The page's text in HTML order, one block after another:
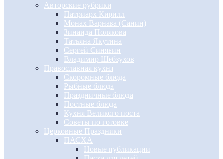
Авторские рубрики
Патриарх Кирилл
Монах Варнава (Санин)
Зинаида Полякова
Татьяна Якутина
Сергей Синявин
Владимир Шебзухов
Православная кухня
Скоромные блюда
Рыбные блюда
Праздничные блюда
Постные блюда
Кухня Великого поста
Советы по готовке
Церковные Праздники
ПАСХА
Новые публикации